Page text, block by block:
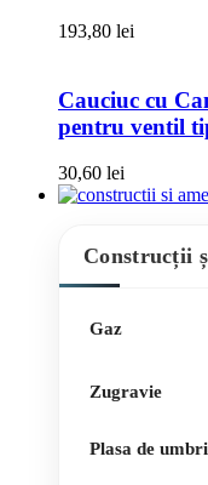
193,80 lei
Cauciuc cu
pentru ventil
30,60 lei
Construcții
Gaz
Zugravie
Plasa de